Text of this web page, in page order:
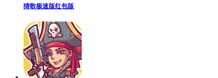
猜歌极速版红包版